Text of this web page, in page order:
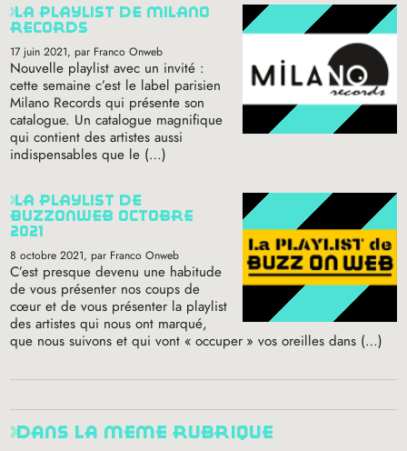
la playlist de milano
records
17 juin 2021, par Franco Onweb
Nouvelle playlist avec un invité :
cette semaine c’est le label parisien
Milano Records qui présente son
catalogue. Un catalogue magnifique
qui contient des artistes aussi
indispensables que le (…)
la playlist de
buzzonweb octobre
2021
8 octobre 2021, par Franco Onweb
C’est presque devenu une habitude
de vous présenter nos coups de
cœur et de vous présenter la playlist
des artistes qui nous ont marqué,
que nous suivons et qui vont « occuper » vos oreilles dans (…)
dans la même rubrique